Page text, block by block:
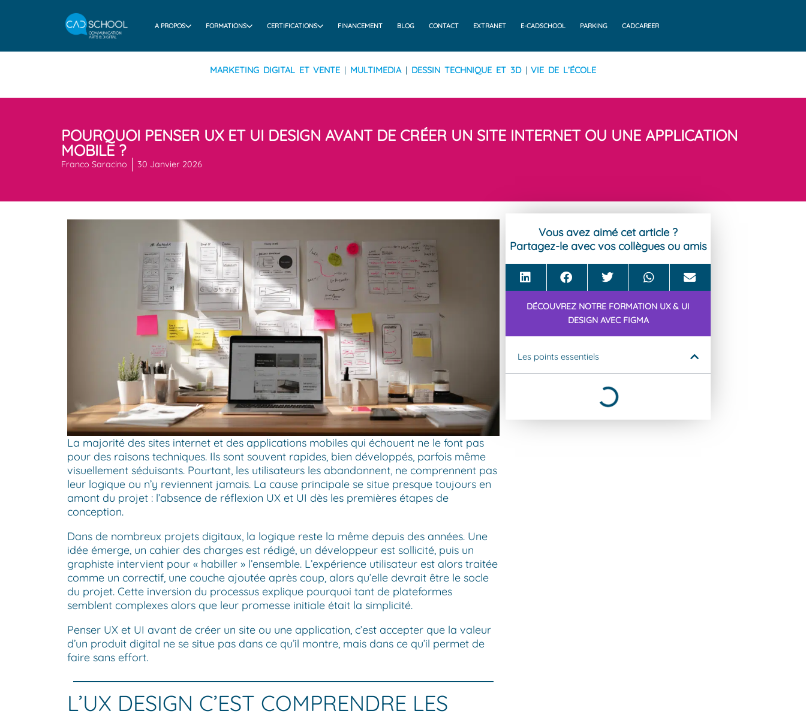
A PROPOS FORMATIONS CERTIFICATIONS FINANCEMENT BLOG CONTACT EXTRANET E-CADSCHOOL PARKING CADCAREER
MARKETING DIGITAL ET VENTE | MULTIMEDIA| DESSIN TECHNIQUE ET 3D|VIE DE L’ÉCOLE
POURQUOI PENSER UX ET UI DESIGN AVANT DE CRÉER UN SITE INTERNET OU UNE APPLICATION
MOBILE ?
Franco Saracino 30 Janvier 2026
La majorité des sites internet et des applications mobiles qui échouent ne le font pas
pour des raisons techniques. Ils sont souvent rapides, bien développés, parfois même
visuellement séduisants. Pourtant, les utilisateurs les abandonnent, ne comprennent pas
leur logique ou n’y reviennent jamais. La cause principale se situe presque toujours en
amont du projet : l’absence de réflexion UX et UI dès les premières étapes de
conception.
Dans de nombreux projets digitaux, la logique reste la même depuis des années. Une
idée émerge, un cahier des charges est rédigé, un développeur est sollicité, puis un
graphiste intervient pour « habiller » l’ensemble. L’expérience utilisateur est alors traitée
comme un correctif, une couche ajoutée après coup, alors qu’elle devrait être le socle
du projet. Cette inversion du processus explique pourquoi tant de plateformes
semblent complexes alors que leur promesse initiale était la simplicité.
Penser UX et UI avant de créer un site ou une application, c’est accepter que la valeur
d’un produit digital ne se situe pas dans ce qu’il montre, mais dans ce qu’il permet de
faire sans effort.
L’UX DESIGN C’EST COMPRENDRE LES
Vous avez aimé cet article ?
Partagez-le avec vos collègues ou amis
DÉCOUVREZ NOTRE FORMATION UX & UI
DESIGN AVEC FIGMA
Les points essentiels